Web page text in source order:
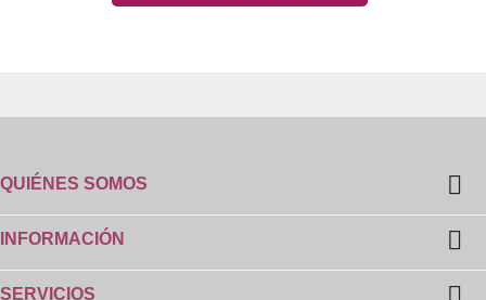
QUIÉNES SOMOS 
INFORMACIÓN 
SERVICIOS